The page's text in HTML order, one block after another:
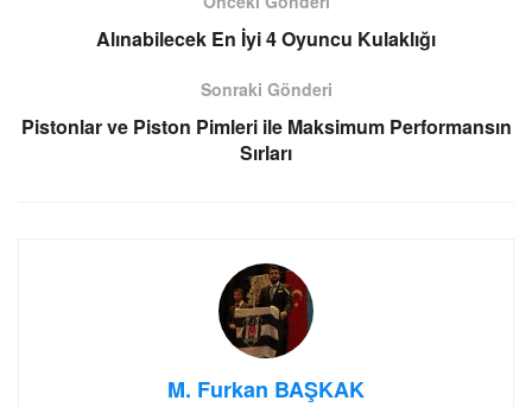
Alınabilecek En İyi 4 Oyuncu Kulaklığı
Sonraki Gönderi
Pistonlar ve Piston Pimleri ile Maksimum Performansın
Sırları
M. Furkan BAŞKAK